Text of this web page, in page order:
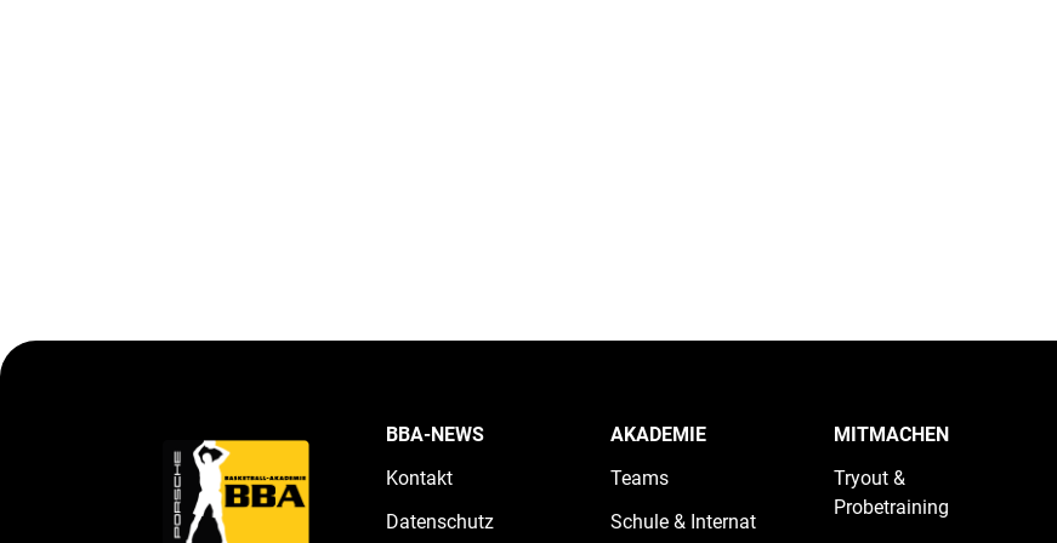
BBA-NEWS
Kontakt
Datenschutz
AKADEMIE
Teams
Schule & Internat
MITMACHEN
Tryout &
Probetraining